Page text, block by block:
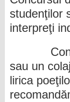
studenţilor
interpreţi
sau un
lirica